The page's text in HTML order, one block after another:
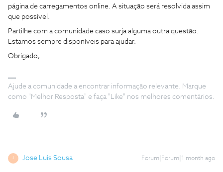
página de carregamentos online. A situação será resolvida assim
que possível.
Partilhe com a comunidade caso surja alguma outra questão.
Estamos sempre disponíveis para ajudar.
Obrigado,
Ajude a comunidade a encontrar informação relevante. Marque
como "Melhor Resposta" e faça "Like" nos melhores comentários.
J Jose Luis Sousa Forum|Forum|1 month ago